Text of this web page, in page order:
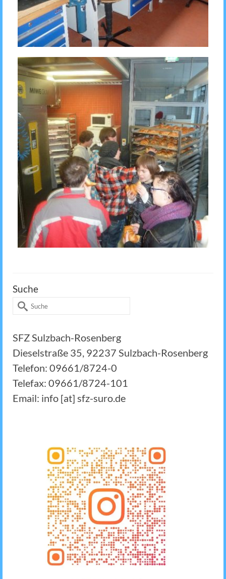
Suche
Suche
SFZ Sulzbach-Rosenberg
Dieselstraße 35, 92237 Sulzbach-Rosenberg
Telefon: 09661/8724-0
Telefax: 09661/8724-101
Email: info [at] sfz-suro.de